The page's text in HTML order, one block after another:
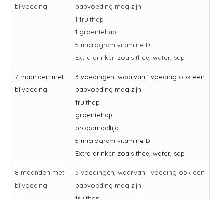
bijvoeding
papvoeding mag zijn
1 fruithap
1 groentehap
5 microgram vitamine D
Extra drinken zoals thee, water, sap
7 maanden met
bijvoeding
3 voedingen, waarvan 1 voeding ook een
papvoeding mag zijn
fruithap
groentehap
broodmaaltijd
5 microgram vitamine D
Extra drinken zoals thee, water, sap
8 maanden met
bijvoeding
3 voedingen, waarvan 1 voeding ook een
papvoeding mag zijn